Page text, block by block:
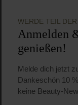
WERDE TEIL
Anmelden
genießen!
Melde dich jetzt
Dankeschön 10
keine Beauty-